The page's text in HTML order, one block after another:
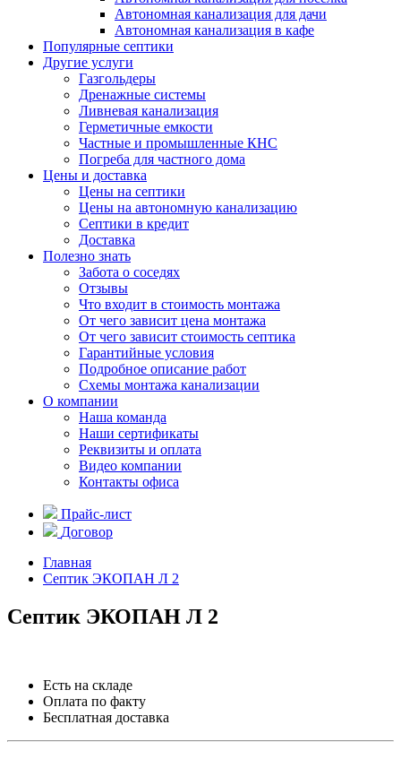
Автономная канализация для дачи
Автономная канализация в кафе
Популярные септики
Другие услуги
Газгольдеры
Дренажные системы
Ливневая канализация
Герметичные емкости
Частные и промышленные КНС
Погреба для частного дома
Цены и доставка
Цены на септики
Цены на автономную канализацию
Септики в кредит
Доставка
Полезно знать
Забота о соседях
Отзывы
Что входит в стоимость монтажа
От чего зависит цена монтажа
От чего зависит стоимость септика
Гарантийные условия
Подробное описание работ
Схемы монтажа канализации
О компании
Наша команда
Наши сертификаты
Реквизиты и оплата
Видео компании
Контакты офиса
Прайс-лист
Договор
Главная
Септик ЭКОПАН Л 2
Септик ЭКОПАН Л 2
Есть на складе
Оплата по факту
Бесплатная доставка